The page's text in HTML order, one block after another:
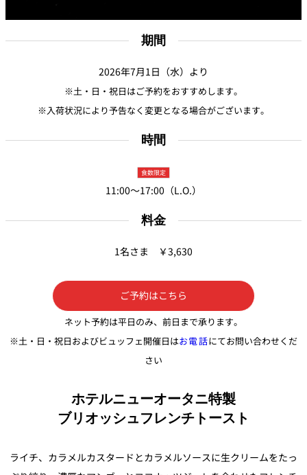
期間
2026年7月1日（水）より
※土・日・祝日はご予約をおすすめします。
※入荷状況により予告なく変更となる場合がございます。
時間
食数限定
11:00～17:00（L.O.）
料金
1名さま ￥3,630
ご予約はこちら
ネット予約は平日のみ、前日まで承ります。
※土・日・祝日およびビュッフェ開催日はお電話にてお問い合わせくだ
さい
ホテルニューオータニ特製
ブリオッシュフレンチトースト
ライチ、 カラメルカスタードとカラメルソースに生クリームをたっ